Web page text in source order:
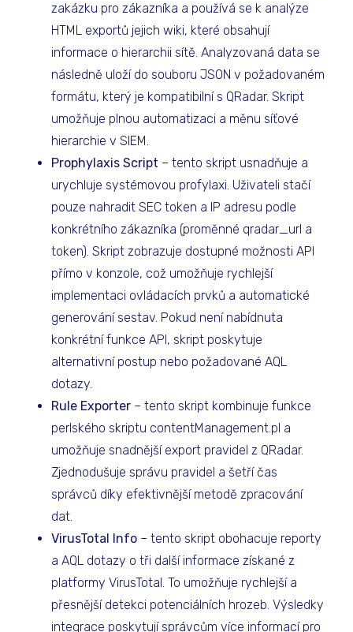
zakázku pro zákazníka a používá se k analýze
HTML exportů jejich wiki, které obsahují
informace o hierarchii sítě. Analyzovaná data se
následně uloží do souboru JSON v požadovaném
formátu, který je kompatibilní s QRadar. Skript
umožňuje plnou automatizaci a měnu síťové
hierarchie v SIEM.
Prophylaxis Script – tento skript usnadňuje a
urychluje systémovou profylaxi. Uživateli stačí
pouze nahradit SEC token a IP adresu podle
konkrétního zákazníka (proměnné qradar_url a
token). Skript zobrazuje dostupné možnosti API
přímo v konzole, což umožňuje rychlejší
implementaci ovládacích prvků a automatické
generování sestav. Pokud není nabídnuta
konkrétní funkce API, skript poskytuje
alternativní postup nebo požadované AQL
dotazy.
Rule Exporter – tento skript kombinuje funkce
perlského skriptu contentManagement.pl a
umožňuje snadnější export pravidel z QRadar.
Zjednodušuje správu pravidel a šetří čas
správců díky efektivnější metodě zpracování
dat.
VirusTotal Info – tento skript obohacuje reporty
a AQL dotazy o tři další informace získané z
platformy VirusTotal. To umožňuje rychlejší a
přesnější detekci potenciálních hrozeb. Výsledky
integrace poskytují správcům více informací pro